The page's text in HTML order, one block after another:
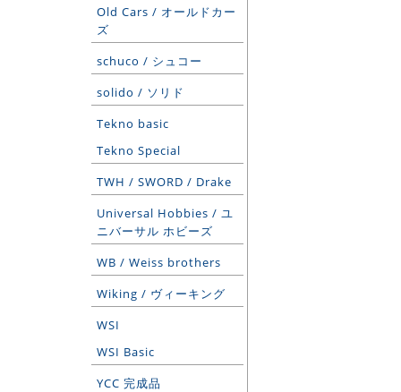
Old Cars / オールドカー
ズ
schuco / シュコー
solido / ソリド
Tekno basic
Tekno Special
TWH / SWORD / Drake
Universal Hobbies / ユ
ニバーサル ホビーズ
WB / Weiss brothers
Wiking / ヴィーキング
WSI
WSI Basic
YCC 完成品